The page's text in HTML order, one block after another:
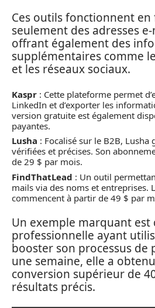
Ces outils fonctionnent
seulement des adresses
offrant également des
supplémentaires comme
et les réseaux sociaux.
Kaspr : Cette plateforme permet
LinkedIn et d’exporter les
version gratuite est également
payantes.
Lusha : Focalisé sur le B2B, Lusha
vérifiées et précises. Son
de 29 $ par mois.
FindThatLead : Un outil
mails via des noms et entreprises.
commencent à partir de 49 $ par
Un exemple marquant est
professionnelle ayant
booster son processus de
une semaine, elle a
conversion supérieur de
résultats précis.